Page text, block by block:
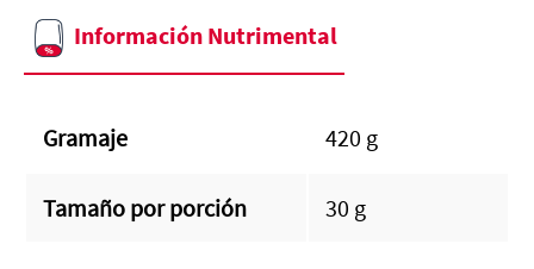
Información Nutrimental
Gramaje 420 g
Tamaño por porción 30 g